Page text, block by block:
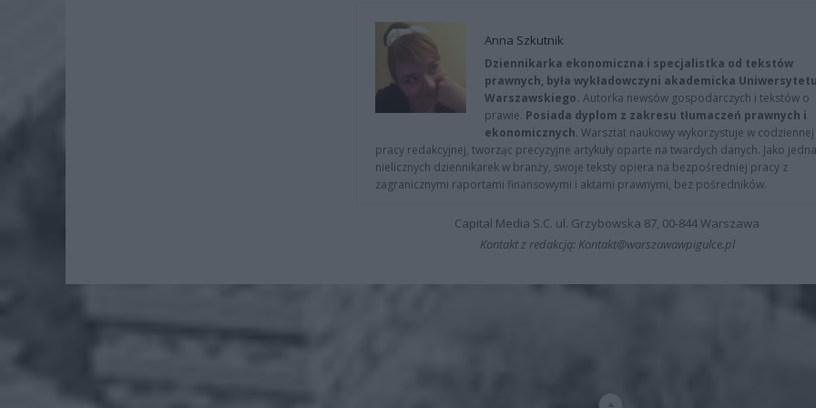
Anna Szkutnik
Dziennikarka ekonomiczna i specjalistka od tekstów
prawnych, była wykładowczyni akademicka
Warszawskiego. Autorka newsów gospodarczych i tekstów o
prawie. Posiada dyplom z zakresu tłumaczeń prawnych i
ekonomicznych. Warsztat naukowy wykorzystuje w codziennej
pracy redakcyjnej, tworząc precyzyjne artykuły oparte na twardych danych. Jako
nielicznych dziennikarek w branży, swoje teksty opiera na bezpośredniej pracy z
zagranicznymi raportami finansowymi i aktami prawnymi, bez pośredników.
Capital Media S.C. ul. Grzybowska 87, 00-844 Warszawa
Kontakt z redakcją: Kontakt@warszawawpigulce.pl